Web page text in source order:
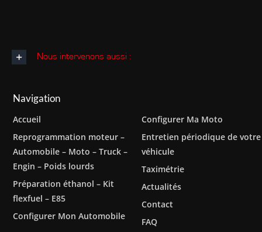
Nous intervenons aussi :
Navigation
Accueil
Reprogrammation moteur –
Automobile – Moto – Truck –
Engin – Poids lourds
Préparation éthanol – Kit
flexfuel – E85
Configurer Mon Automobile
Configurer Ma Moto
Entretien périodique de votre
véhicule
Taximétrie
Actualités
Contact
FAQ